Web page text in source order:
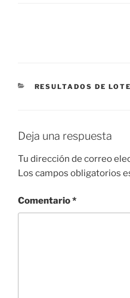
CATEGORÍAS
RESULTADOS DE
Deja una respuesta
Tu dirección de correo
Los campos obligatorios
Comentario*